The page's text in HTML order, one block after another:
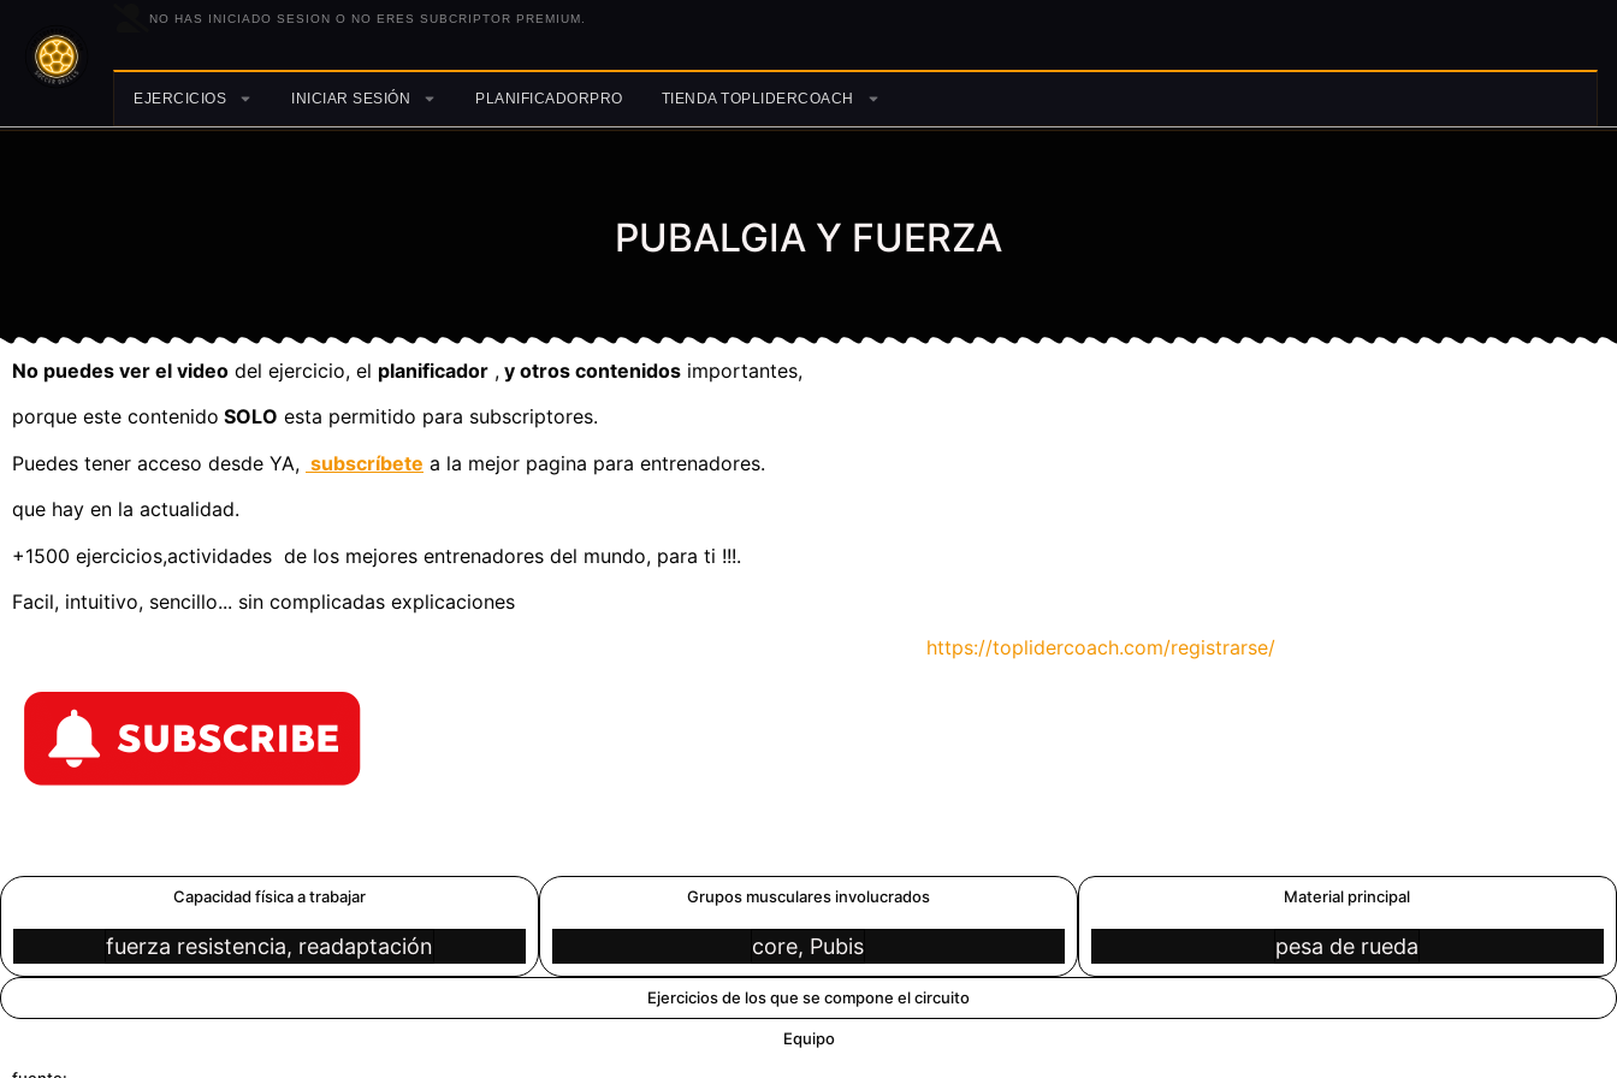
NO HAS INICIADO SESION O NO ERES SUBCRIPTOR PREMIUM.
EJERCICIOS INICIAR SESIÓN PLANIFICADORPRO TIENDA TOPLIDERCOACH
PUBALGIA Y FUERZA
No puedes ver el video del ejercicio, el planificador , y otros contenidos importantes,
porque este contenido SOLO esta permitido para subscriptores.
Puedes tener acceso desde YA, subscríbete a la mejor pagina para entrenadores.
que hay en la actualidad.
+1500 ejercicios,actividades de los mejores entrenadores del mundo, para ti !!!.
Facil, intuitivo, sencillo... sin complicadas explicaciones
https://toplidercoach.com/registrarse/
Capacidad física a trabajar
fuerza resistencia, readaptación
Grupos musculares involucrados
core, Pubis
Material principal
pesa de rueda
Ejercicios de los que se compone el circuito
Equipo